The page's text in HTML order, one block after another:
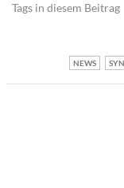
Tags in diesem Beitrag
NEWS